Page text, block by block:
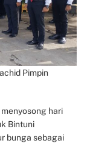
Pimpin
hari
Bintuni
bunga sebagai